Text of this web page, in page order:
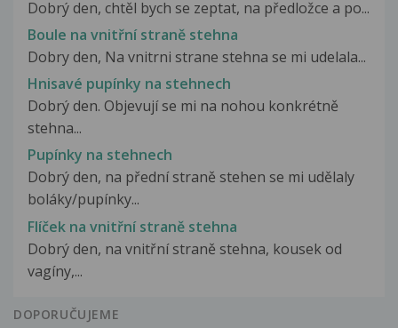
Dobrý den, chtěl bych se zeptat, na předložce a po...
Boule na vnitřní straně stehna
Dobry den, Na vnitrni strane stehna se mi udelala...
Hnisavé pupínky na stehnech
Dobrý den. Objevují se mi na nohou konkrétně
stehna...
Pupínky na stehnech
Dobrý den, na přední straně stehen se mi udělaly
boláky/pupínky...
Flíček na vnitřní straně stehna
Dobrý den, na vnitřní straně stehna, kousek od
vagíny,...
DOPORUČUJEME